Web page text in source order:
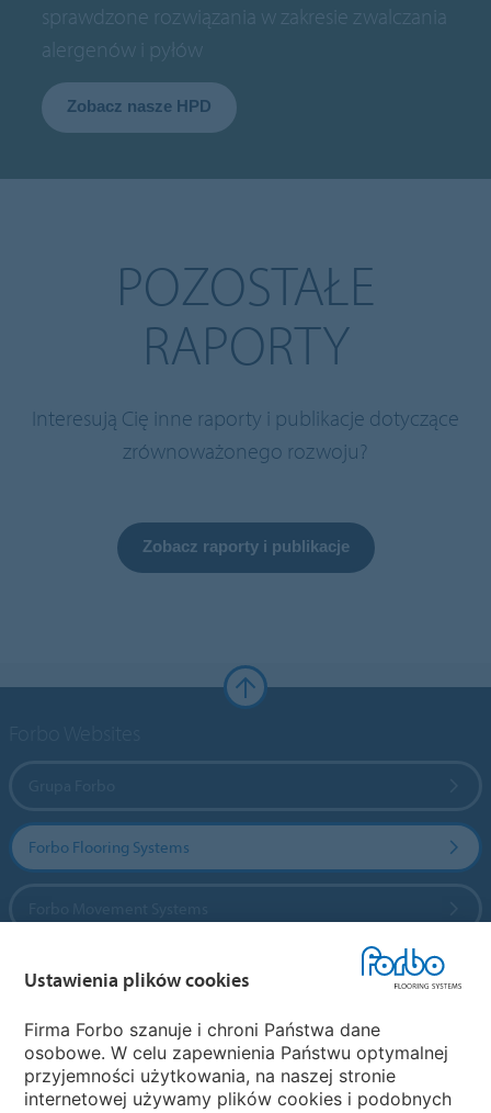
sprawdzone rozwiązania w zakresie zwalczania
alergenów i pyłów
Zobacz nasze HPD
POZOSTAŁE
RAPORTY
Interesują Cię inne raporty i publikacje dotyczące
zrównoważonego rozwoju?
Zobacz raporty i publikacje
Forbo Flooring Systems
Wybierz kraj
Ustawienia plików cookies
Firma Forbo szanuje i chroni Państwa dane
osobowe. W celu zapewnienia Państwu optymalnej
przyjemności użytkowania, na naszej stronie
internetowej używamy plików cookies i podobnych